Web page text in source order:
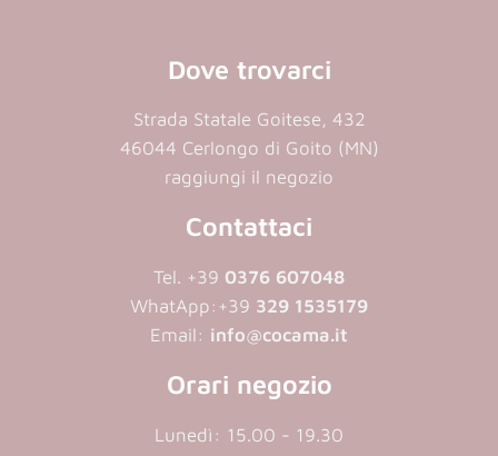
Dove trovarci
Strada Statale Goitese, 432
46044 Cerlongo di Goito (MN)
raggiungi il negozio
Contattaci
Tel. +39 0376 607048
WhatApp: +39 329 1535179
Email: info@cocama.it
Orari negozio
Lunedì: 15.00 - 19.30